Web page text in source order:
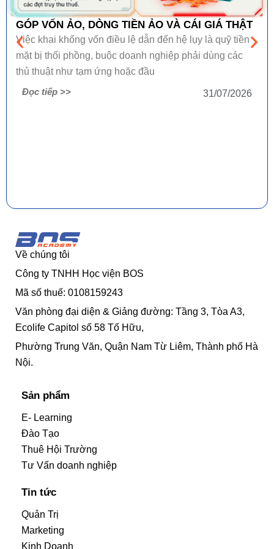
GÓP VỐN ẢO, DÒNG TIỀN ẢO VÀ CÁI GIÁ THẬT
Việc khai khống vốn điều lệ dẫn đến hệ lụy là quỹ tiền
mặt bị thổi phồng, buộc doanh nghiệp phải dùng các
thủ thuật như tạm ứng hoặc đầu
Đọc tiếp >>
31/07/2026
Về chúng tôi
Công ty TNHH Học viện BOS
Mã số thuế: 0108159243
Văn phòng đại diện & Giảng đường: Tầng 3, Tòa A3,
Ecolife Capitol số 58 Tố Hữu,
Phường Trung Văn, Quận Nam Từ Liêm, Thành phố Hà
Nội.
Sản phẩm
E- Learning
Đào Tạo
Thuê Hội Trường
Tư Vấn doanh nghiệp
Tin tức
Quản Trị
Marketing
Kinh Doanh